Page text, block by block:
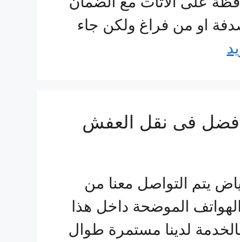
او من فراغ ولكن جاء
فى نقل العفش
يتم التواصل معنا من
الموضحة داخل هذا
لدينا مستمرة طوال